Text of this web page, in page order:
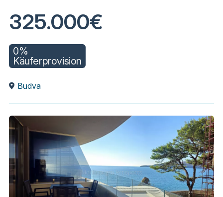
325.000€
0%
Käuferprovision
Budva